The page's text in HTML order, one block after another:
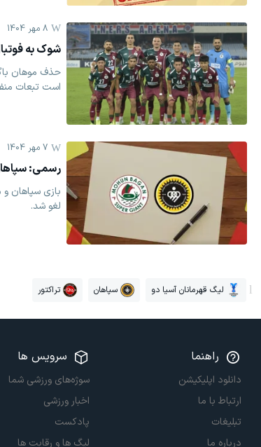
8 مهر 1404
شوک به
حذف موهان
است تبعات
7 مهر 1404
رسمی:
بازی سپاهان و
لغو شد.
لیگ قهرمانان آسیا دو سپاهان تراکتور
راهنما
دانلود اپلیکیشن
ارتباط با ما
تبلیغات
درباره ما
سرویس ها
سوژه‌های ورزشی شما
اخبار ورزشی
پادکست
لیگ ها و رقابت ها